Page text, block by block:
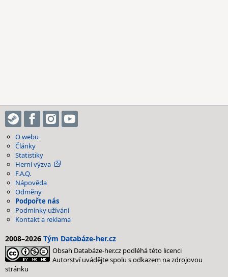
O webu
Články
Statistiky
Herní výzva
F.A.Q.
Nápověda
Odměny
Podpořte nás
Podmínky užívání
Kontakt a reklama
2008–2026 Tým Databáze-her.cz
Obsah Databáze-her.cz podléhá této licenci
Autorství uvádějte spolu s odkazem na zdrojovou
stránku